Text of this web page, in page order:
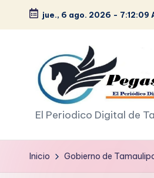
Saltar
contenido
jue., 6 ago. 2026 - 7:12:10
p
e
g
El Periodico Digital de
Inicio Gobierno de